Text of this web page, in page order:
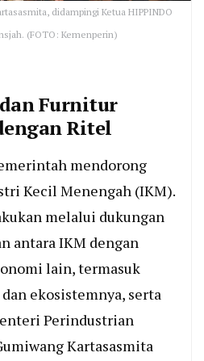
didampingi Ketua HIPPINDO
(FOTO: Kemenperin)
Furnitur
Ritel
mendorong
Kecil Menengah (IKM).
melalui dukungan
antara IKM dengan
lain, termasuk
ekosistemnya, serta
Perindustrian
Kartasasmita